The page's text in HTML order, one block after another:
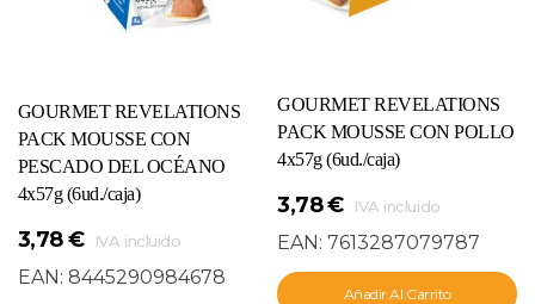
GOURMET REVELATIONS
PACK MOUSSE CON
PESCADO DEL OCÉANO
4x57g (6ud./caja)
3,78€ IVA incluido
EAN: 8445290984678
GOURMET REVELATIONS
PACK MOUSSE CON POLLO
4x57g (6ud./caja)
3,78€ IVA incluido
EAN:7613287079787
Añadir Al Carrito